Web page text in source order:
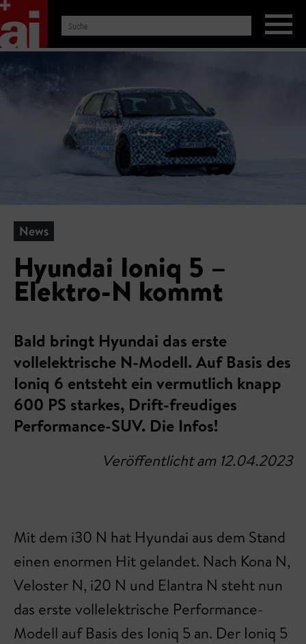
News
Hyundai Ioniq 5 –
Elektro-N kommt
Bald bringt Hyundai das erste
vollelektrische N-Modell. Auf Basis des
Ioniq 6 entsteht ein vermutlich knapp
600 PS starkes, Drift-freudiges
Performance-SUV. Die Infos!
Veröffentlicht am 12.04.2023
Mit dem i30 N hat Hyundai aus dem Stand
einen enormen Hit gelandet. Nach Kona N,
Veloster N, i20 N und Elantra N steht nun
das erste vollelektrische Performance-
Modell auf Basis des Ioniq 5 an. Der Ioniq 5